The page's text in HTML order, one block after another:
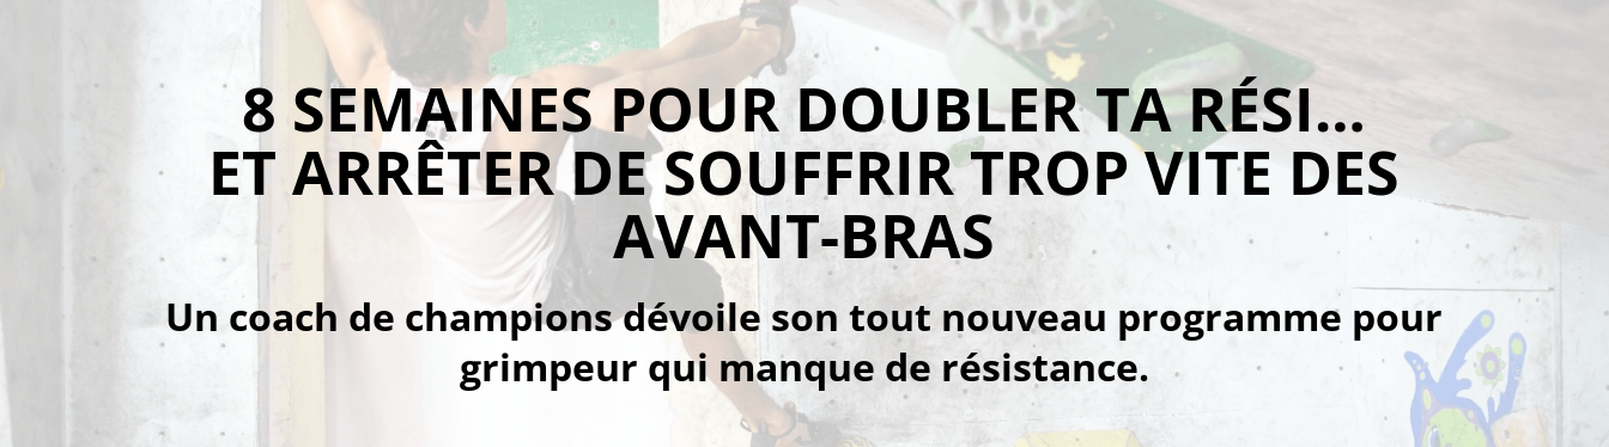
8 SEMAINES POUR DOUBLER TA RÉSI…
ET ARRÊTER DE SOUFFRIR TROP VITE DES
AVANT-BRAS
Un coach de champions dévoile son tout nouveau programme pour
grimpeur qui manque de résistance.